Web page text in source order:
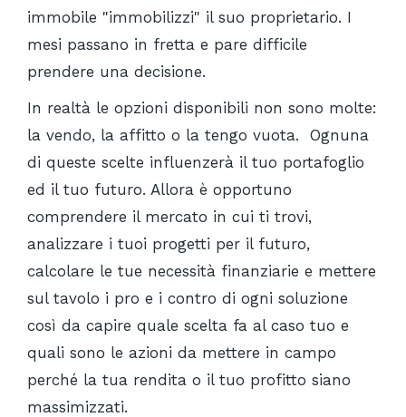
immobile "immobilizzi" il suo proprietario. I
mesi passano in fretta e pare difficile
prendere una decisione.
In realtà le opzioni disponibili non sono molte:
la vendo, la affitto o la tengo vuota. Ognuna
di queste scelte influenzerà il tuo portafoglio
ed il tuo futuro. Allora è opportuno
comprendere il mercato in cui ti trovi,
analizzare i tuoi progetti per il futuro,
calcolare le tue necessità finanziarie e mettere
sul tavolo i pro e i contro di ogni soluzione
così da capire quale scelta fa al caso tuo e
quali sono le azioni da mettere in campo
perché la tua rendita o il tuo profitto siano
massimizzati.